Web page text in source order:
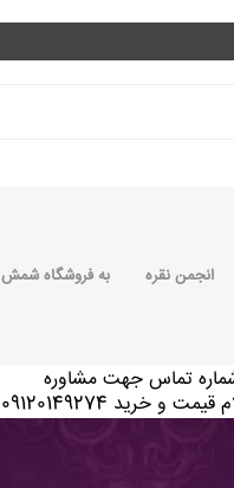
انجمن نقره به فروشگاه شمش
تماس جهت مشاوره
و خرید 09120149274